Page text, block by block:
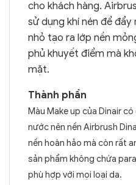
cho khách hàng.
sử dụng khí nén để
nhỏ tạo ra lớp nền
phủ khuyết điểm mà
mặt.
Thành phần
Màu Make up của Dinair
nước nên nền Airbrush
nền hoàn hảo mà còn rất
sản phẩm không chứa
phù hợp với mọi loại da.